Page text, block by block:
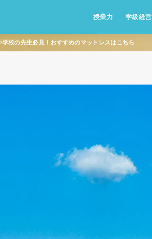
授業力 学級経営
学校の先生必見！おすすめのマットレスはこちら